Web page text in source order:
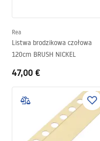
Rea
Listwa brodzikowa czołowa
120cm BRUSH NICKEL
47,00 €